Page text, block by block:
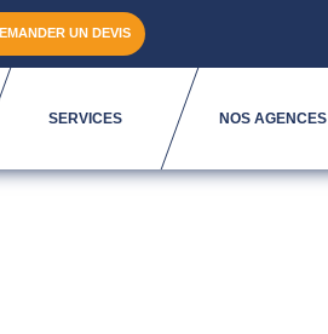
UN DEVIS
SERVICES NOS AGENCES